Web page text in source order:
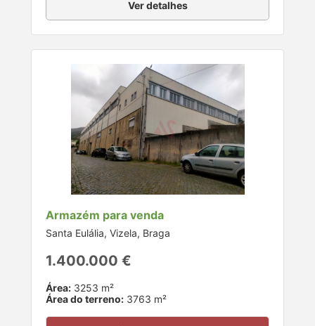
Ver detalhes
Armazém para venda
Santa Eulália, Vizela, Braga
1.400.000 €
Área: 3253 m²
Área do terreno: 3763 m²